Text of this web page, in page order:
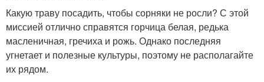
Какую траву посадить, чтобы сорняки не росли? С этой
миссией отлично справятся горчица белая, редька
масленичная, гречиха и рожь. Однако последняя
угнетает и полезные культуры, поэтому не располагайте
их рядом.